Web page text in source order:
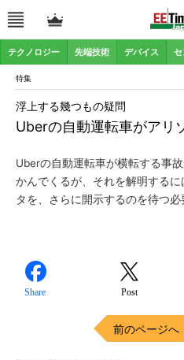
テクノロジー 先端技術 デバイス
特集
Uberの自動運転車がアリ
浮上する幾つもの疑問
Uberの自動運転車が横転する事
かんでくるが、それを解明する
タを、さらに開示するのを待つ必
Share Post
前のページへ